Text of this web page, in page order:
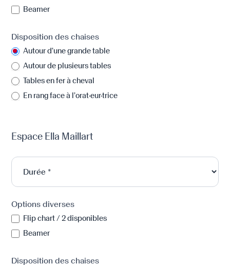
Beamer
Disposition des chaises
Autour d’une grande table
Autour de plusieurs tables
Tables en fer à cheval
En rang face à l’orat·eur·trice
Espace Ella Maillart
Options diverses
Flip chart / 2 disponibles
Beamer
Disposition des chaises